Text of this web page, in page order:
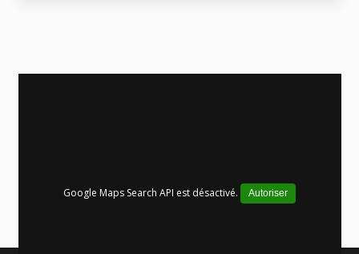
Google Maps Search API est désactivé. Autoriser